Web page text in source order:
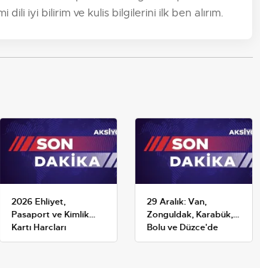
iyi bilirim ve kulis bilgilerini ilk ben alırım.
2026 Ehliyet,
Pasaport ve Kimlik
Kartı Harçları
Resmileşti: Yeni
29 Aralık: Van,
Zonguldak, Karabük,
Bolu ve Düzce'de
okullar tatil —